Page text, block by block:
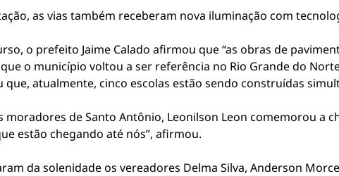
as vias também receberam nova iluminação com
o prefeito Jaime Calado afirmou que “as obras de
o município voltou a ser referência no Rio Grande do
que, atualmente, cinco escolas estão sendo construídas
moradores de Santo Antônio, Leonilson Leon comemorou a
estão chegando até nós”, afirmou.
da solenidade os vereadores Delma Silva, Anderson